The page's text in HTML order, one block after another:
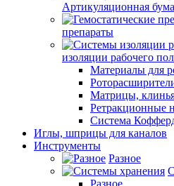
Артикуляционная
препараты
изоляции рабочего
Материалы для
Матрицы,
Ретракционные
Система
Иглы, шприцы для каналов
Инструменты
Разное
Разное